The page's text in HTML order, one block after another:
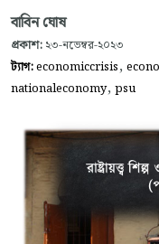
বাবিন ঘোষ
প্রকাশ: ২৩-নভেম্বর-২০২৩
ট্যাগ:economiccrisis,
nationaleconomy, psu